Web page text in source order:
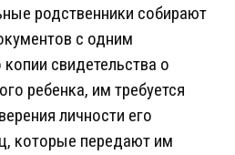
родственники собирают
с одним
свидетельства о
ребенка, им требуется
личности его
которые передают им